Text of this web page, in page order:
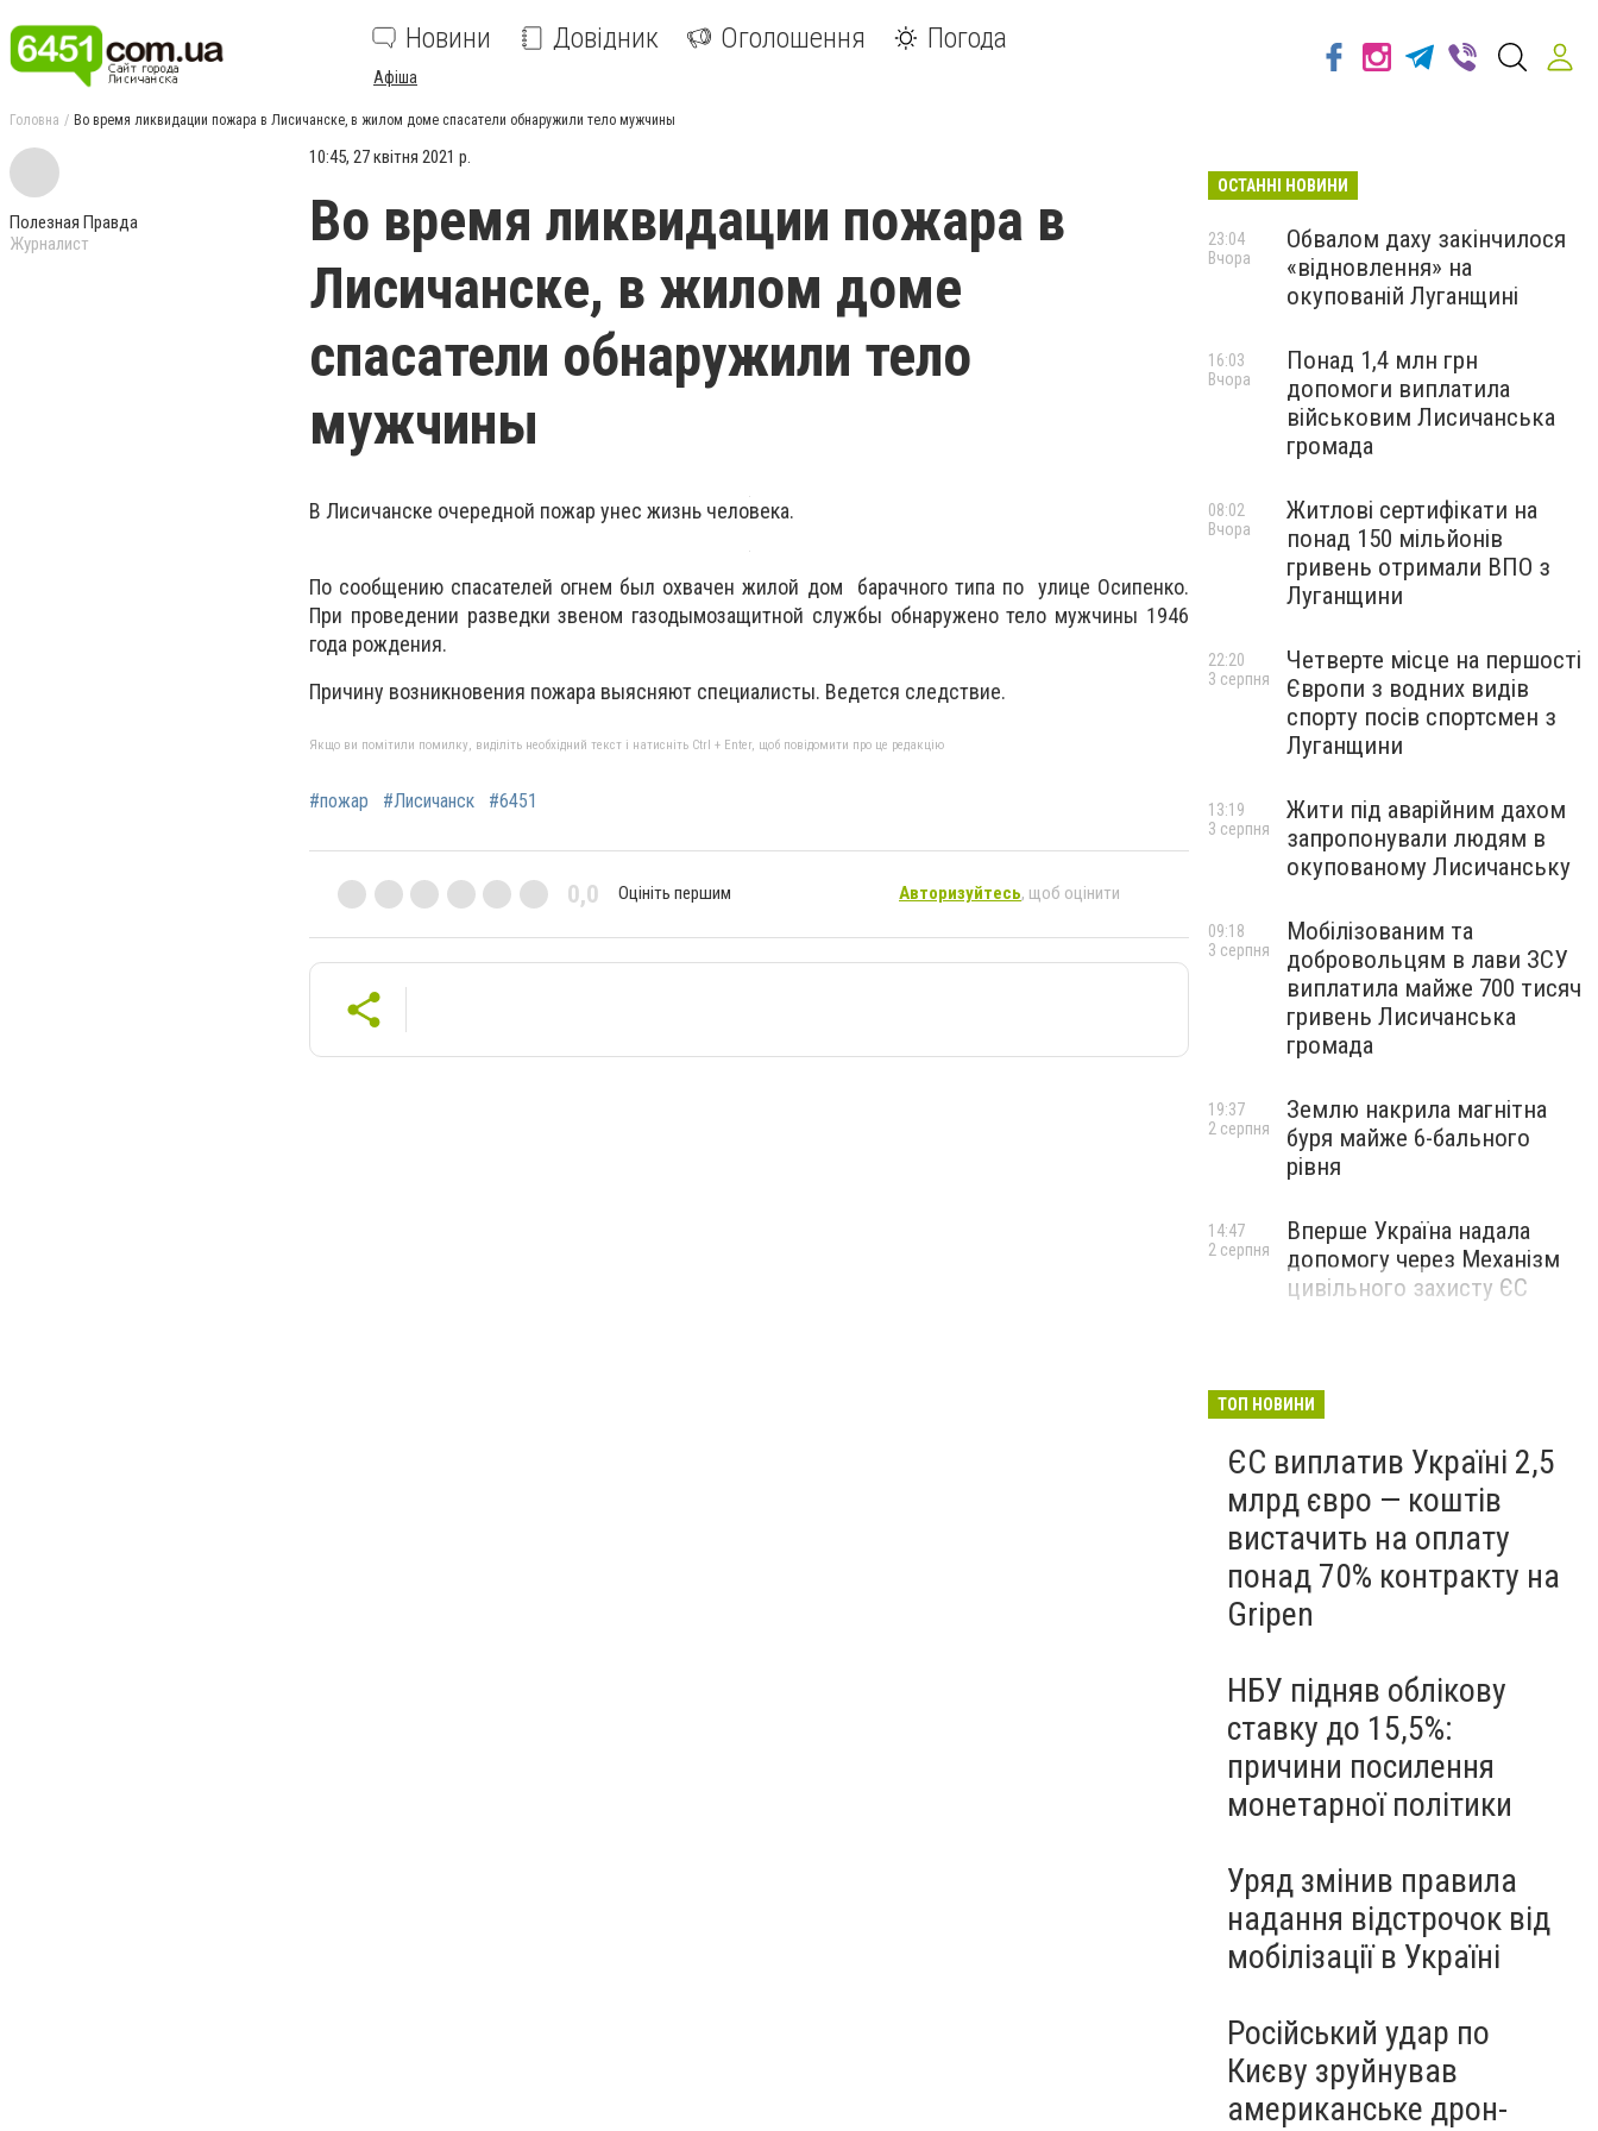
Новини Довідник Оголошення Погода
Афіша
Головна Во время ликвидации пожара в Лисичанске, в жилом доме спасатели обнаружили тело мужчины
Полезная Правда
Журналист
10:45, 27 квітня 2021 р.
Во время ликвидации пожара в
Лисичанске, в жилом доме
спасатели обнаружили тело
мужчины
В Лисичанске очередной пожар унес жизнь человека.
По сообщению спасателей огнем был охвачен жилой дом барачного типа по улице Осипенко.
При проведении разведки звеном газодымозащитной службы обнаружено тело мужчины 1946
года рождения.
Причину возникновения пожара выясняют специалисты. Ведется следствие.
Якщо ви помітили помилку, виділіть необхідний текст і натисніть Ctrl + Enter, щоб повідомити про це редакцію
#пожар #Лисичанск #6451
0,0 Оцініть першим Авторизуйтесь, щоб оцінити
ОСТАННІ НОВИНИ
Обвалом даху закінчилося
«відновлення» на
окупованій Луганщині
23:04
Вчора
Понад 1,4 млн грн
допомоги виплатила
військовим Лисичанська
громада
16:03
Вчора
Житлові сертифікати на
понад 150 мільйонів
гривень отримали ВПО з
Луганщини
08:02
Вчора
Четверте місце на першості
Європи з водних видів
спорту посів спортсмен з
Луганщини
22:20
3 серпня
Жити під аварійним дахом
запропонували людям в
окупованому Лисичанську
13:19
3 серпня
Мобілізованим та
добровольцям в лави ЗСУ
виплатила майже 700 тисяч
гривень Лисичанська
громада
09:18
3 серпня
Землю накрила магнітна
буря майже 6-бального
рівня
19:37
2 серпня
Вперше Україна надала
допомогу через Механізм
цивільного захисту ЄС
14:47
2 серпня
ТОП НОВИНИ
ЄС виплатив Україні 2,5
млрд євро — коштів
вистачить на оплату
понад 70% контракту на
Gripen
НБУ підняв облікову
ставку до 15,5%:
причини посилення
монетарної політики
Уряд змінив правила
надання відстрочок від
мобілізації в Україні
Російський удар по
Києву зруйнував
американське дрон-